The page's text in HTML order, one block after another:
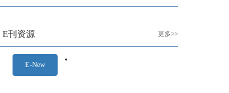
E刊资源 更多>>
E-New